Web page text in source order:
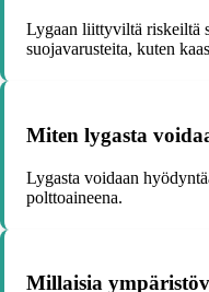
Lygaan liittyviltä riskeiltä
suojavarusteita, kuten
Miten lygasta
Lygasta voidaan
polttoaineena.
Millaisia